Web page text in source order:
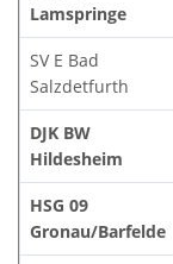
Lamspringe
SV E Bad
Salzdetfurth
DJK BW
Hildesheim
HSG 09
Gronau/Barfelde